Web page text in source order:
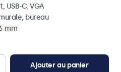
USB-C, VGA
bureau
mm
Ajouter au panier